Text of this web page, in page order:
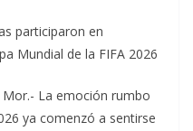
participaron en
Mundial de la FIFA 2026
Mor.- La emoción rumbo
ya comenzó a sentirse